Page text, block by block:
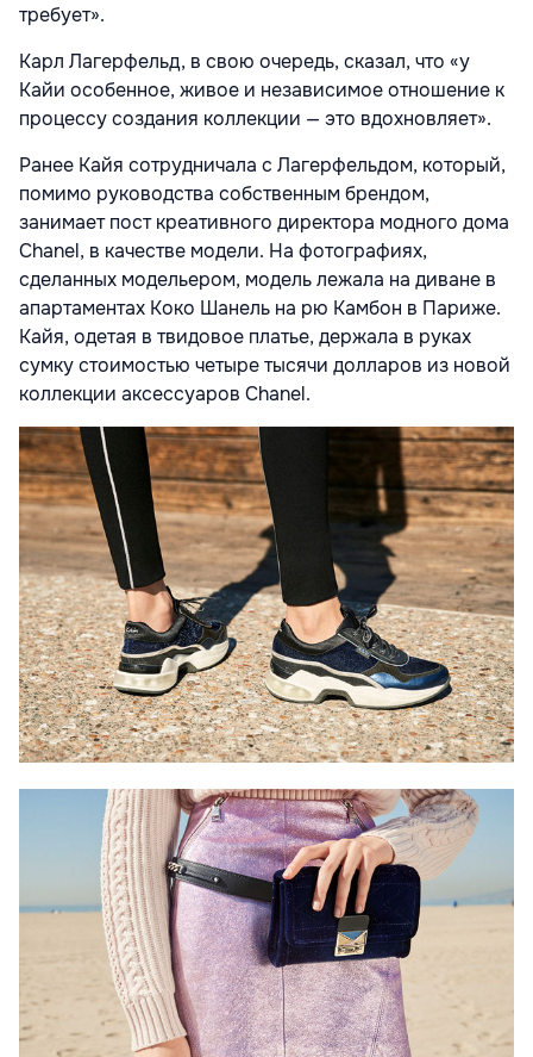
требует».
Карл Лагерфельд, в свою очередь, сказал, что «у
Кайи особенное, живое и независимое отношение к
процессу создания коллекции — это вдохновляет».
Ранее Кайя сотрудничала с Лагерфельдом, который,
помимо руководства собственным брендом,
занимает пост креативного директора модного дома
Chanel, в качестве модели. На фотографиях,
сделанных модельером, модель лежала на диване в
апартаментах Коко Шанель на рю Камбон в Париже.
Кайя, одетая в твидовое платье, держала в руках
сумку стоимостью четыре тысячи долларов из новой
коллекции аксессуаров Chanel.